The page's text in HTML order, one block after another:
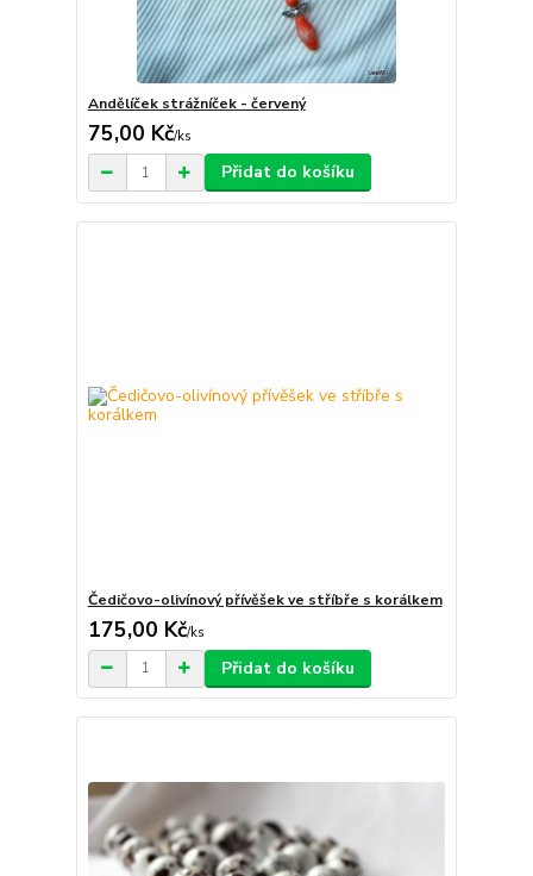
Andělíček strážníček - červený
75,00 Kč/ks
Přidat do košíku
Čedičovo-olivínový přívěšek ve stříbře s korálkem
175,00 Kč/ks
Přidat do košíku